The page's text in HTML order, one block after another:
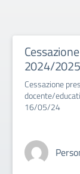
2024/2025
Cessazione
docente/
16/05/24